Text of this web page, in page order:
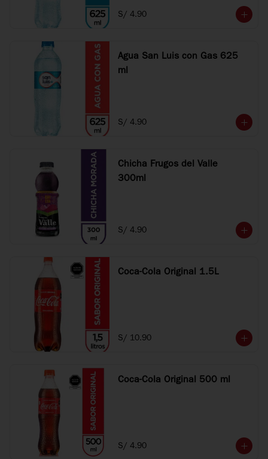
S/ 4.90
Agua San Luis con Gas 625
ml
S/ 4.90
Chicha Frugos del Valle
300ml
S/ 4.90
Coca-Cola Original 1.5L
S/ 10.90
Coca-Cola Original 500 ml
S/ 4.90